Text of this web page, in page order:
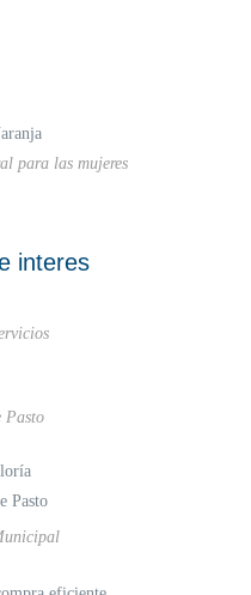
para las mujeres
interes
Pasto